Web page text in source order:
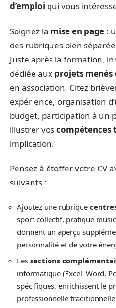
d’emploi qui vous
Soignez la mise en page :
des rubriques bien
Juste après la formation,
dédiée aux projets menés
en association. Citez
expérience, organisation
budget, participation à un
illustrer voscompétences
implication.
Pensez à étoffer votre CV
suivants :
Ajoutez une rubrique
sport collectif, pratique
donnent un aperçu
personnalité et de votre
Les sections
informatique (Excel, Word,
spécifiques, enrichissent le
professionnelle traditionnelle.